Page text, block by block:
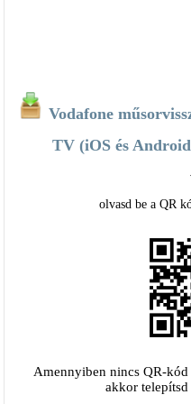
Vodafone
TV (iOS és
olvasd be a QR
Amennyiben nincs QR-
akkor